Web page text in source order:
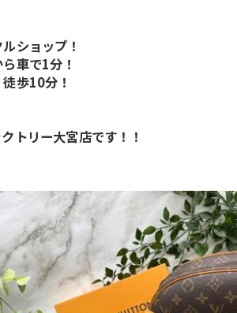
ショップ！
車で1分！
歩10分！
トリー大宮店です！！